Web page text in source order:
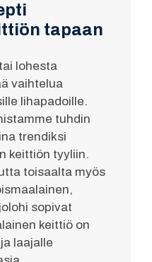
tapaan
lohesta
vaihtelua
lihapadoille.
tuhdin
trendiksi
keittiön tyyliin.
toisaalta myös
sopivat
keittiö on
laajalle